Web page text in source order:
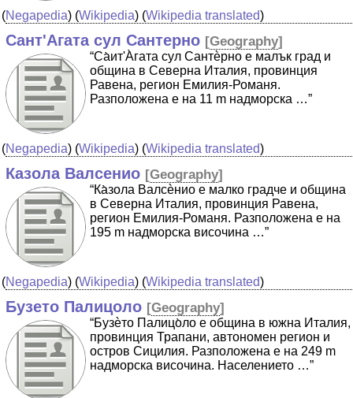
(Negapedia) (Wikipedia) (Wikipedia translated)
Сант'Агата сул Сантерно [Geography]
“Cа̀ит'А̀гата сул Сантѐрно е малък град и
община в Северна Италия, провинция
Равена, регион Емилия-Романя.
Разположена е на 11 m надморска …”
(Negapedia) (Wikipedia) (Wikipedia translated)
Казола Валсенио [Geography]
“Ка̀зола Валсѐнио е малко градче и община
в Северна Италия, провинция Равена,
регион Емилия-Романя. Разположена е на
195 m надморска височина …”
(Negapedia) (Wikipedia) (Wikipedia translated)
Бузето Палицоло [Geography]
“Бузѐто Палицо̀ло е община в южна Италия,
провинция Трапани, автономен регион и
остров Сицилия. Разположена е на 249 m
надморска височина. Населението …”